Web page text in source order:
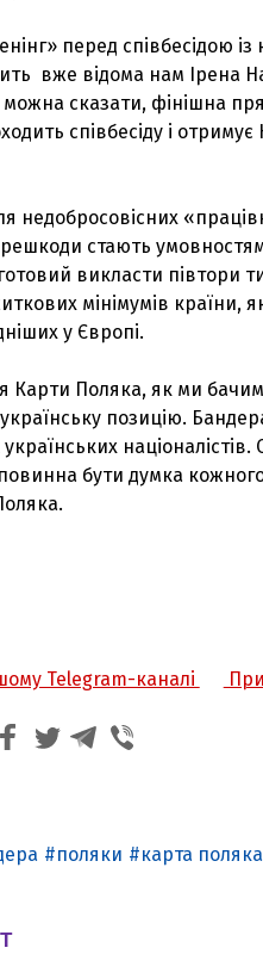
перед співбесідою
вже відома нам Ірена
сказати, фінішна
співбесіду і отримує
недобросовісних
стають
викласти півтори
мінімумів країни,
у Європі.
Карти Поляка, як ми
позицію.
бути думка
Telegram-каналі
поляки
карта поляка